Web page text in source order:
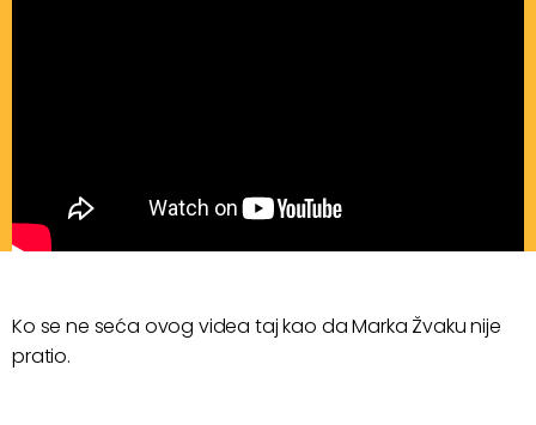
Ko se ne seća ovog videa taj kao da Marka Žvaku nije
pratio.